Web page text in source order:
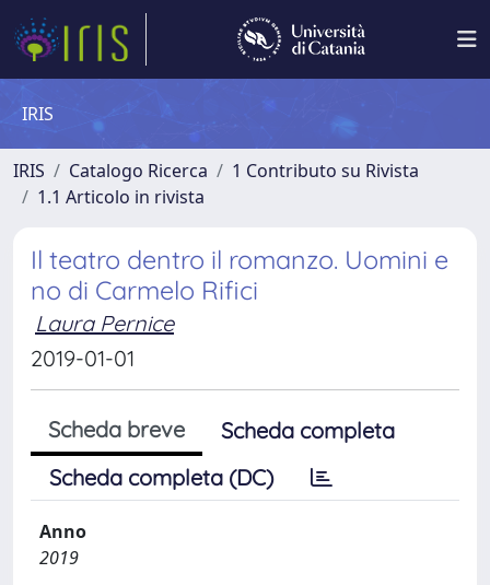
IRIS
IRIS Catalogo Ricerca
1 Contributo su Rivista
1.1 Articolo in rivista
Il teatro dentro il romanzo. Uomini e
no di Carmelo Rifici
Laura Pernice
2019-01-01
Scheda breve
Scheda completa
Scheda completa (DC)
Anno
2019